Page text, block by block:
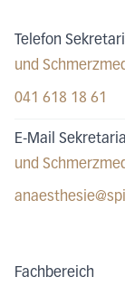
Telefon
und
041 618 18 61
E-Mail
und
Fachbereich